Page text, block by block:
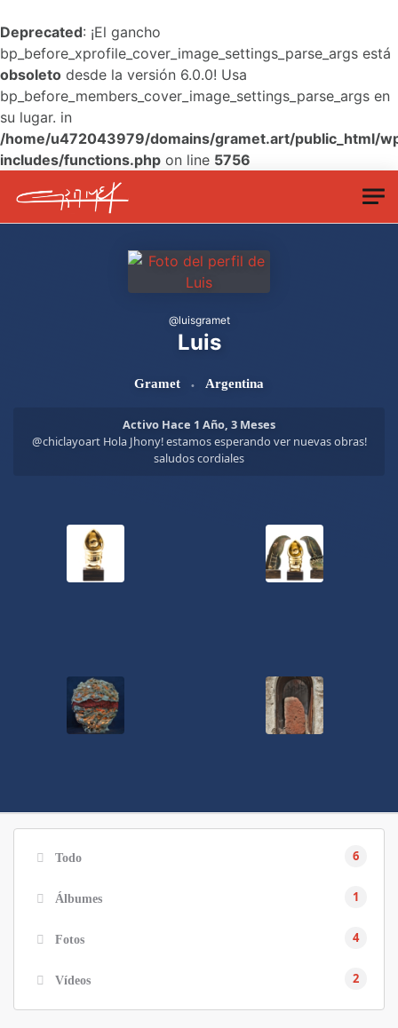
Deprecated: ¡El gancho
bp_before_xprofile_cover_image_settings_parse_args está
obsoleto desde la versión 6.0.0! Usa
bp_before_members_cover_image_settings_parse_args en
su lugar. in
/home/u472043979/domains/gramet.art/public_html/
includes/functions.php on line 5756
Skip to main content
@luisgramet
Luis
Gramet Argentina
Activo Hace 1 Año, 3 Meses
@chiclayoart Hola Jhony! estamos esperando ver nuevas obras!
saludos cordiales
Todo 6
Álbumes 1
Fotos 4
Vídeos 2